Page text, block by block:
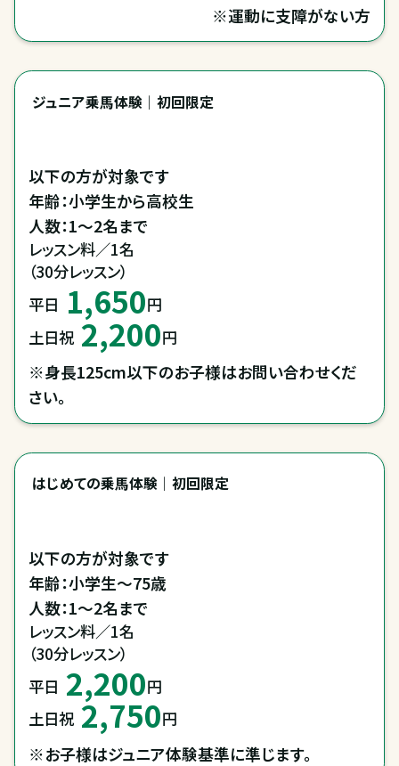
※運動に支障がない方
ジュニア乗馬体験｜初回限定
以下の方が対象です
年齢：小学生から高校生
人数：1～2名まで
レッスン料／1名
（30分レッスン）
平日 1,650円
土日祝 2,200円
※身長125cm以下のお子様はお問い合わせくだ
さい。
はじめての乗馬体験｜初回限定
以下の方が対象です
年齢：小学生～75歳
レッスン料／1名
（30分レッスン）
平日 2,200円
土日祝 2,750円
※お子様はジュニア体験基準に準じます。